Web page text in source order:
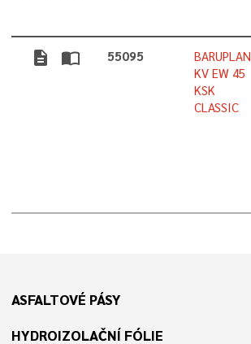
description import_contacts 55095
BARUPLAN
KV EW 45
KSK
CLASSIC
ASFALTOVÉ PÁSY
HYDROIZOLAČNÍ FÓLIE